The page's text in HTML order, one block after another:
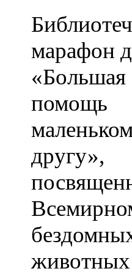
марафон
«Большая
помощь
другу»,
животных